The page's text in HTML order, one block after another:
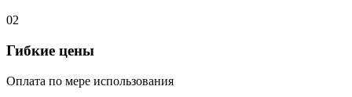
02
Гибкие цены
Оплата по мере использования